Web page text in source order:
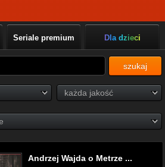
Seriale premium Dla dzieci
szukaj
Andrzej Wajda o Metrze ...